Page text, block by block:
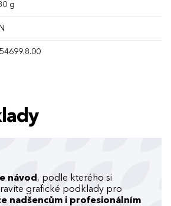
g
návod , podle kterého si
grafické podklady pro
nadšencům i profesionálním